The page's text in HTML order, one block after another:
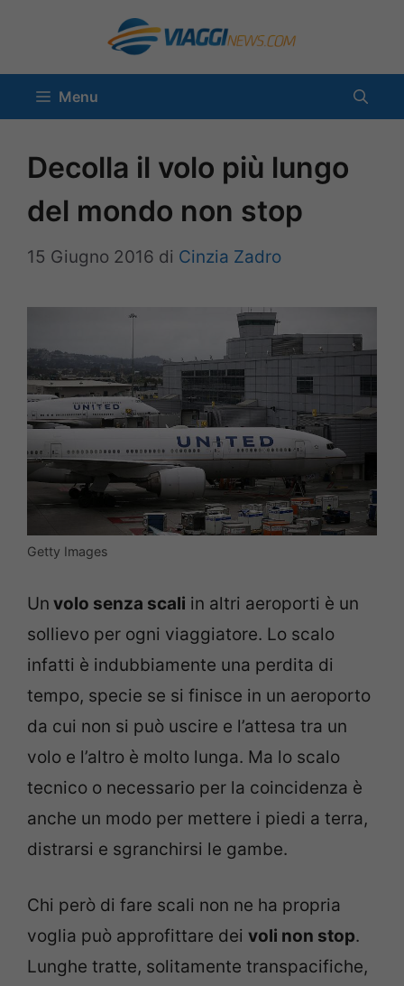
contenuto
Menu
Decolla il volo più lungo
del mondo non stop
15 Giugno 2016 di Cinzia Zadro
Getty Images
Un volo senza scali in altri aeroporti è un
sollievo per ogni viaggiatore. Lo scalo
infatti è indubbiamente una perdita di
tempo, specie se si finisce in un aeroporto
da cui non si può uscire e l’attesa tra un
volo e l’altro è molto lunga. Ma lo scalo
tecnico o necessario per la coincidenza è
anche un modo per mettere i piedi a terra,
distrarsi e sgranchirsi le gambe.
Chi però di fare scali non ne ha propria
voglia può approfittare dei voli non stop.
Lunghe tratte, solitamente transpacifiche,